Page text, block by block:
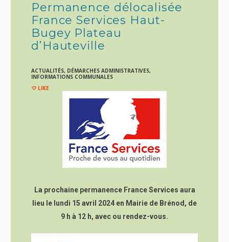
Permanence délocalisée
France Services Haut-
Bugey Plateau
d’Hauteville
ACTUALITÉS, DÉMARCHES ADMINISTRATIVES,
INFORMATIONS COMMUNALES
LIKE
La prochaine permanence France Services aura
lieu le lundi 15 avril 2024 en Mairie de Brénod, de
9 h à 12 h, avec ou rendez-vous.